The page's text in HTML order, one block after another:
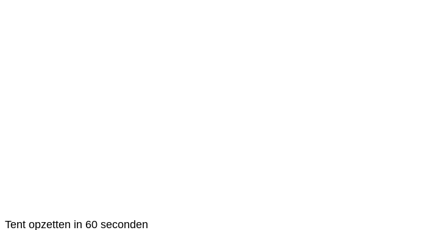
Tent opzetten in 60 seconden